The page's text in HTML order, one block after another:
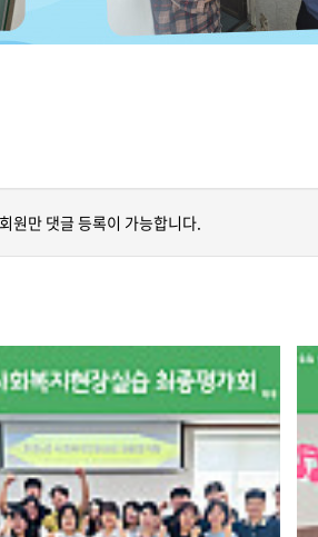
원만 댓글 등록이 가능합니다.